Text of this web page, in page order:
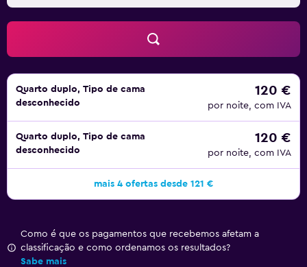
minutos de carro.
Quarto duplo, Tipo de cama
desconhecido
120 €
por noite, com IVA
Quarto duplo, Tipo de cama
desconhecido
120 €
por noite, com IVA
mais 4 ofertas desde 121 €
Como é que os pagamentos que recebemos afetam a
classificação e como ordenamos os resultados?
Sabe mais